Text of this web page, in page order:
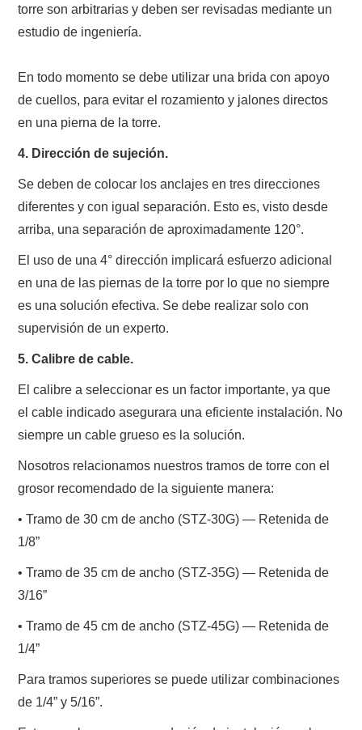
torre son arbitrarias y deben ser revisadas mediante un
estudio de ingeniería.
En todo momento se debe utilizar una brida con apoyo
de cuellos, para evitar el rozamiento y jalones directos
en una pierna de la torre.
4. Dirección de sujeción.
Se deben de colocar los anclajes en tres direcciones
diferentes y con igual separación. Esto es, visto desde
arriba, una separación de aproximadamente 120°.
El uso de una 4° dirección implicará esfuerzo adicional
en una de las piernas de la torre por lo que no siempre
es una solución efectiva. Se debe realizar solo con
supervisión de un experto.
5. Calibre de cable.
El calibre a seleccionar es un factor importante, ya que
el cable indicado asegurara una eficiente instalación. No
siempre un cable grueso es la solución.
Nosotros relacionamos nuestros tramos de torre con el
grosor recomendado de la siguiente manera:
• Tramo de 30 cm de ancho (STZ-30G) — Retenida de
1/8”
• Tramo de 35 cm de ancho (STZ-35G) — Retenida de
3/16”
• Tramo de 45 cm de ancho (STZ-45G) — Retenida de
1/4”
Para tramos superiores se puede utilizar combinaciones
de 1/4” y 5/16”.